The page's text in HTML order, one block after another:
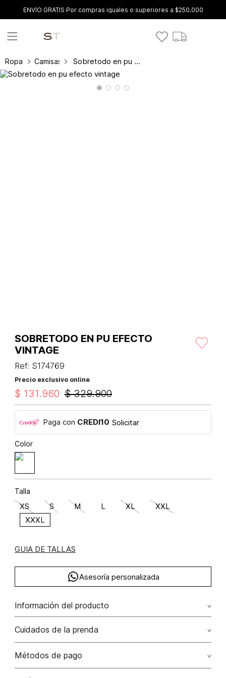
ENVÍO GRATIS Por compras iguales o superiores a $250.000
Ropa Camisas y blusas Sobretodo en pu efecto vintage
SOBRETODO EN PU EFECTO
VINTAGE
Ref: S174769
Precio exclusivo online
$ 329.900
$ 131.960
Paga con CREDI10 Solicitar
Color
Talla
XS S M L XL
XXL
XXXL
GUIA DE TALLAS
Asesoría personalizada
Información del producto
Poliéster recubierto de poliuretano 100% 100.00% poliéster
recubierto de poliuretano/polyurethane coated polyester
Cuidados de la prenda
Lavado profesional en húmedo moderado. no exponer al
Métodos de pago